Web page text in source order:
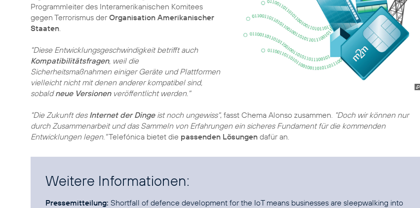
Programmleiter des Interamerikanischen Komitees
gegen Terrorismus derOrganisation Amerikanischer
Staaten.
"Diese Entwicklungsgeschwindigkeit betrifft auch
Kompatibilitätsfragen, weil die
Sicherheitsmaßnahmen einiger Geräte und Plattformen
vielleicht nicht mit denen anderer kompatibel sind,
sobaldneue Versionenveröffentlicht werden."
"Die Zukunft des Internet der Dingeist noch ungewiss", fasst Chema Alonso zusammen. "Doch wir können nur
durch Zusammenarbeit und das Sammeln von Erfahrungen ein sicheres Fundament für die kommenden
Entwicklungen legen."Telefónica bietet die passenden Lösungen dafür an.
Weitere Informationen:
Pressemitteilung: Shortfall of defence development for the IoT means businesses are sleepwalking into